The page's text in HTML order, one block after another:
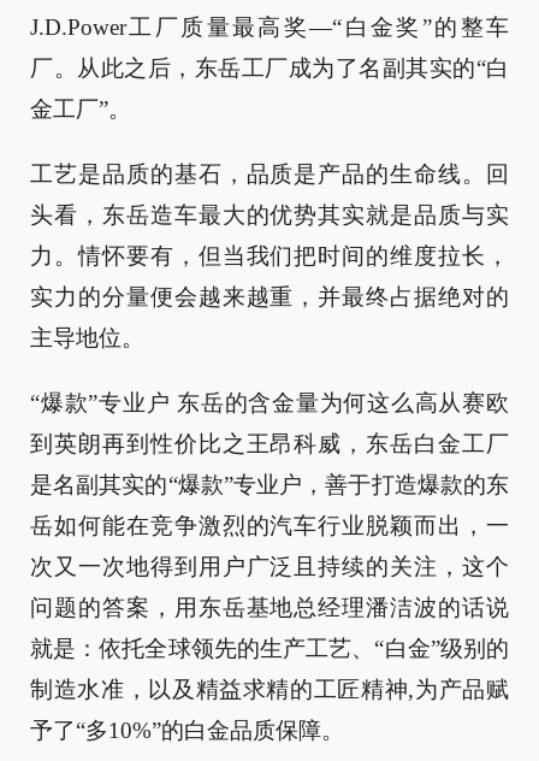
J.D.Power工厂质量最高奖—“白金奖”的整车
厂。从此之后，东岳工厂成为了名副其实的“白
金工厂”。
工艺是品质的基石，品质是产品的生命线。回
头看，东岳造车最大的优势其实就是品质与实
力。情怀要有，但当我们把时间的维度拉长，
实力的分量便会越来越重，并最终占据绝对的
主导地位。
“爆款”专业户 东岳的含金量为何这么高从赛欧
到英朗再到性价比之王昂科威，东岳白金工厂
是名副其实的“爆款”专业户，善于打造爆款的东
岳如何能在竞争激烈的汽车行业脱颖而出，一
次又一次地得到用户广泛且持续的关注，这个
问题的答案，用东岳基地总经理潘洁波的话说
就是：依托全球领先的生产工艺、“白金”级别的
制造水准，以及精益求精的工匠精神,为产品赋
予了“多10%”的白金品质保障。